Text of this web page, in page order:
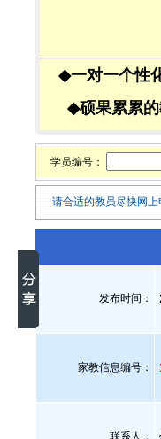
◆一对一个
◆硕果累累
学员编号：
请合适的教员尽快网
发布时间：
家教信息编号：
联系人：